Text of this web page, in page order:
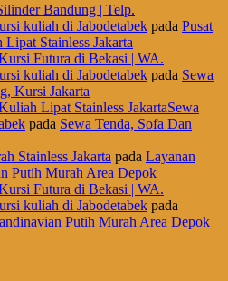
Bandung | Telp.
kuliah di Jabodetabek pada Pusat
Stainless Jakarta
Futura di Bekasi | WA.
kuliah di Jabodetabek pada Sewa
Kursi Jakarta
Lipat Stainless JakartaSewa
pada Sewa Tenda, Sofa Dan
Stainless Jakarta pada Layanan
Putih Murah Area Depok
Futura di Bekasi | WA.
kuliah di Jabodetabek pada
Putih Murah Area Depok